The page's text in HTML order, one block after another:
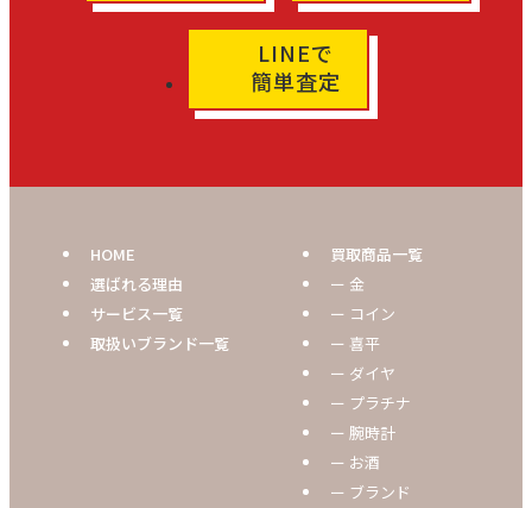
LINEで
簡単査定
HOME
選ばれる理由
サービス一覧
取扱いブランド一覧
買取商品一覧
ー 金
ー コイン
ー 喜平
ー ダイヤ
ー プラチナ
ー 腕時計
ー お酒
ー ブランド